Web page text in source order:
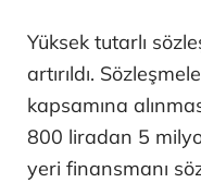
Yüksek tutarlı
artırıldı.
kapsamına
800 liradan 5
yeri finansmanı